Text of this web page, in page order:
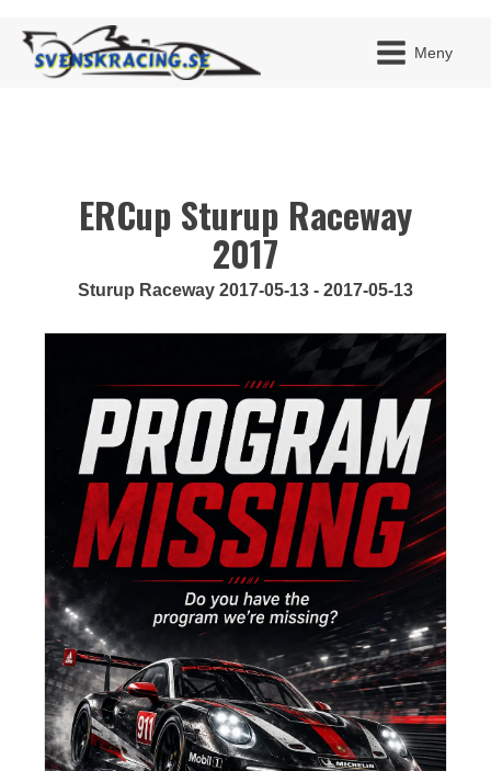
Meny
ERCup Sturup Raceway
2017
Sturup Raceway 2017-05-13 - 2017-05-13